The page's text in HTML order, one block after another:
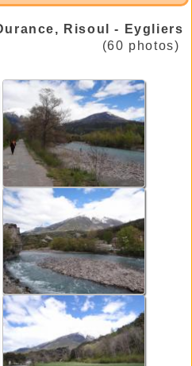
Risoul - Eygliers
(60 photos)